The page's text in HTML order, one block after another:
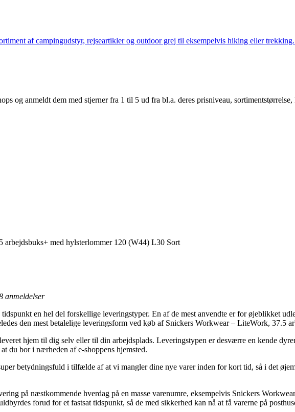
af campingudstyr, rejseartikler og outdoor grej til eksempelvis hiking eller
og anmeldt dem med stjerner fra 1 til 5 ud fra bl.a. deres prisniveau,
arbejdsbuks+ med hylsterlommer 120 (W44) L30 Sort
anmeldelser
en hel del forskellige leveringstyper. En af de mest anvendte er for øjeblikket
den mest betalelige leveringsform ved køb af Snickers Workwear – LiteWork, 37.5
hjem til dig selv eller til din arbejdsplads. Leveringstypen er desværre en kende
du bor i nærheden af e-shoppens hjemsted.
betydningsfuld i tilfælde af at vi mangler dine nye varer inden for kort tid, så i det
på næstkommende hverdag på en masse varenumre, eksempelvis Snickers
forud for et fastsat tidspunkt, så de med sikkerhed kan nå at få varerne på